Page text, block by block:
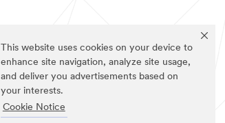
This website uses cookies on your device to
enhance site navigation, analyze site usage,
and deliver you advertisements based on
your interests.
Cookie Notice